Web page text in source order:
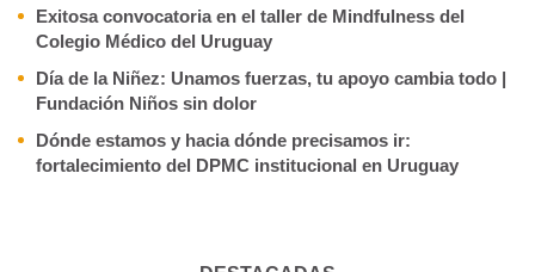
Exitosa convocatoria en el taller de Mindfulness del
Colegio Médico del Uruguay
Día de la Niñez: Unamos fuerzas, tu apoyo cambia todo |
Fundación Niños sin dolor
Dónde estamos y hacia dónde precisamos ir:
fortalecimiento del DPMC institucional en Uruguay